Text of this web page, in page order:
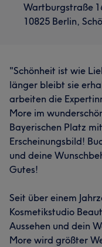
Wartburgstraße
10825 Berlin,
"Schönheit ist wie
länger bleibt sie
arbeiten die
More im
Bayerischen Platz
Erscheinungsbild!
und deine
Gutes!
Seit über einem
Kosmetikstudio
Aussehen und dein
More wird größter